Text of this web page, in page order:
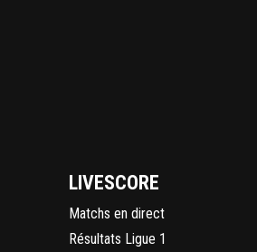
LIVESCORE
Matchs en direct
Résultats Ligue 1